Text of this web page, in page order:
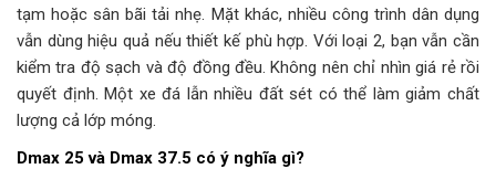
tạm hoặc sân bãi tải nhẹ. Mặt khác, nhiều công trình dân dụng
vẫn dùng hiệu quả nếu thiết kế phù hợp. Với loại 2, bạn vẫn cần
kiểm tra độ sạch và độ đồng đều. Không nên chỉ nhìn giá rẻ rồi
quyết định. Một xe đá lẫn nhiều đất sét có thể làm giảm chất
lượng cả lớp móng.
Dmax 25 và Dmax 37.5 có ý nghĩa gì?